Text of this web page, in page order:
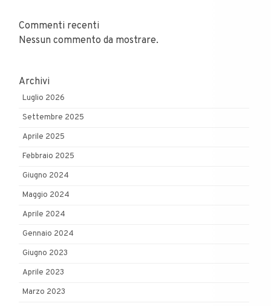
Commenti recenti
Nessun commento da mostrare.
Archivi
Luglio 2026
Settembre 2025
Aprile 2025
Febbraio 2025
Giugno 2024
Maggio 2024
Aprile 2024
Gennaio 2024
Giugno 2023
Aprile 2023
Marzo 2023